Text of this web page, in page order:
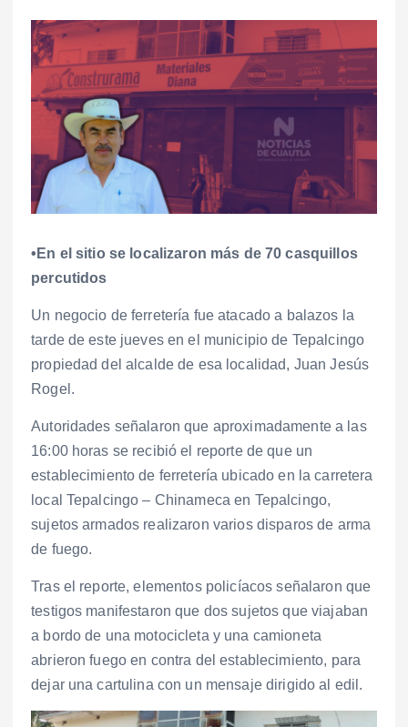
•En el sitio se localizaron más de 70 casquillos
percutidos
Un negocio de ferretería fue atacado a balazos la
tarde de este jueves en el municipio de Tepalcingo
propiedad del alcalde de esa localidad, Juan Jesús
Rogel.
Autoridades señalaron que aproximadamente a las
16:00 horas se recibió el reporte de que un
establecimiento de ferretería ubicado en la carretera
local Tepalcingo – Chinameca en Tepalcingo,
sujetos armados realizaron varios disparos de arma
de fuego.
Tras el reporte, elementos policíacos señalaron que
testigos manifestaron que dos sujetos que viajaban
a bordo de una motocicleta y una camioneta
abrieron fuego en contra del establecimiento, para
dejar una cartulina con un mensaje dirigido al edil.